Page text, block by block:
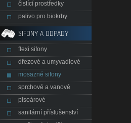
čistící prostředky
palivo pro biokrby
SIFONY A ODPADY
flexi sifony
dřezové a umyvadlové
mosazné sifony
sprchové a vanové
pisoárové
sanitární příslušenství